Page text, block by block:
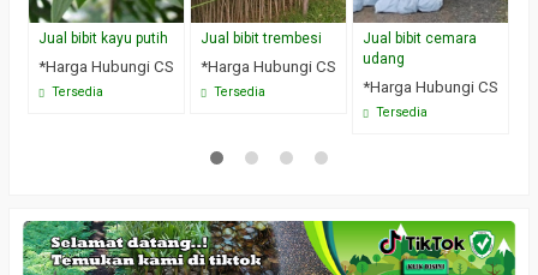
Jual bibit kayu putih
*Harga Hubungi CS
Tersedia
Jual bibit trembesi
*Harga Hubungi CS
Tersedia
Jual bibit cemara
udang
*Harga Hubungi CS
Tersedia